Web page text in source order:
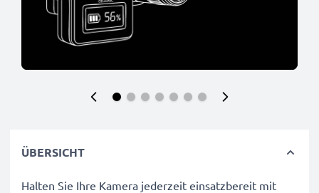
ÜBERSICHT
Halten Sie Ihre Kamera jederzeit einsatzbereit mit